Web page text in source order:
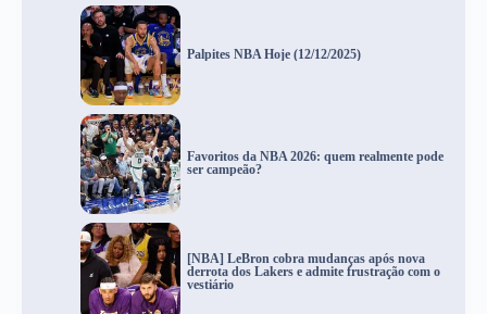
Palpites NBA Hoje (12/12/2025)
Favoritos da NBA 2026: quem realmente pode
ser campeão?
[NBA] LeBron cobra mudanças após nova
derrota dos Lakers e admite frustração com o
vestiário